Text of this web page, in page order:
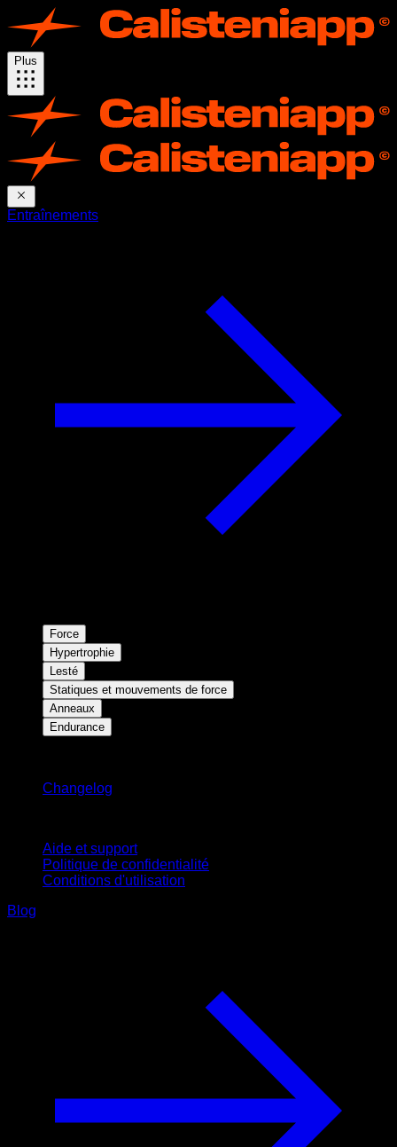
Plus
Entraînements
Force
Hypertrophie
Lesté
Statiques et mouvements de force
Anneaux
Endurance
Changelog
Aide et support
Politique de confidentialité
Conditions d'utilisation
Blog